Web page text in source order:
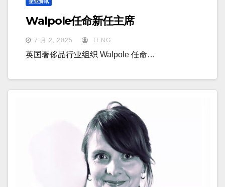
企业资讯
Walpole任命新任主席
7 月 2, 2025 TENG
英国奢侈品行业组织 Walpole 任命…